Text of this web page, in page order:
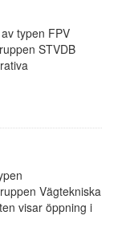
typen FPV
STVDB
Vägtekniska
visar öppning i